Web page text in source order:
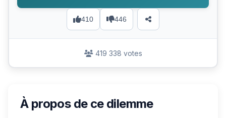
410 446
419 338 votes
À propos de ce dilemme